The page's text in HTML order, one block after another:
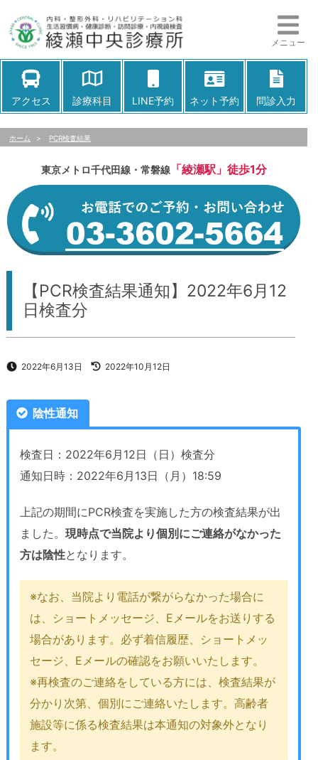
メニュー
アクセス 診療科目 LINE予約 ネット予約 問診入力
ホーム > PCR検査結果
東京メトロ千代田線・常磐線「綾瀬駅」徒歩1分
【PCR検査結果通知】2022年6月12
日検査分
2022年6月13日 2022年10月12日
陰性通知
検査日：2022年6月12日（日）検査分
通知日時：2022年6月13日（月）18:59
上記の期間にPCR検査を実施した方の検査結果が出
ました。 現時点で当院より個別にご連絡がなかった
方は陰性となります。
※なお、当院より電話が繋がらなかった場合に
は、ショートメッセージ、Eメールをお送りする
場合があります。必ず着信履歴、ショートメッ
セージ、Eメールの確認をお願いいたします。
※再検査のご連絡をしている方には、検査結果が
分かり次第、個別にご連絡いたします。高齢者
施設等に係る検査結果は本通知の対象外となり
ます。